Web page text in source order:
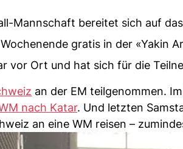
Mannschaft bereitet sich auf
gratis in der «Yakin
vor Ort und hat sich für die
an der EM teilgenommen. Im
nach Katar. Und letzten
an eine WM reisen –